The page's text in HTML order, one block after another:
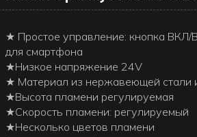
★ Простое управление: кнопка
для смартфона
★Низкое напряжение 24V
★ Материал из нержавеющей
★Высота пламени регулируемая
★Скорость пламени: регулируемый
★Несколько цветов пламени